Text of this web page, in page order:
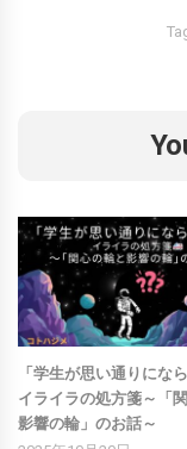
「学生が思い通りにな
イライラの処方箋～「
影響の輪」のお話～